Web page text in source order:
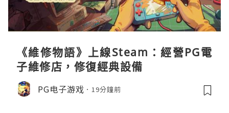
《維修物語》上線Steam：經營PG電
子維修店，修復經典設備
PG电子游戏 19分鐘前